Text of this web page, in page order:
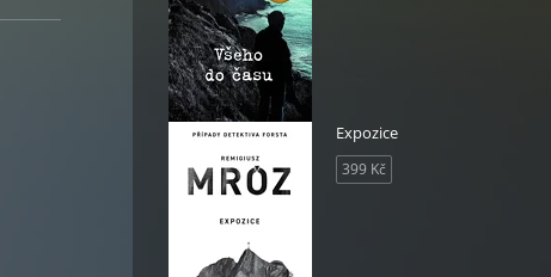
Expozice
399 Kč